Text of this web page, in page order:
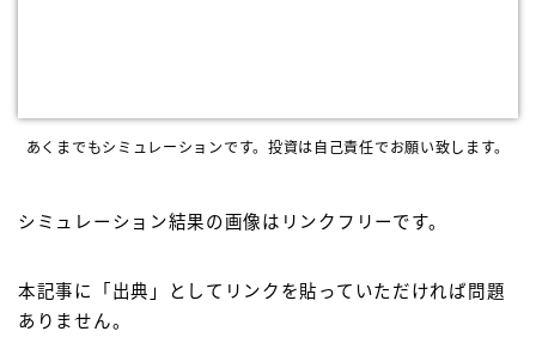
あくまでもシミュレーションです。投資は自己責任でお願い致します。
シミュレーション結果の画像はリンクフリーです。
本記事に「出典」としてリンクを貼っていただければ問題
ありません。